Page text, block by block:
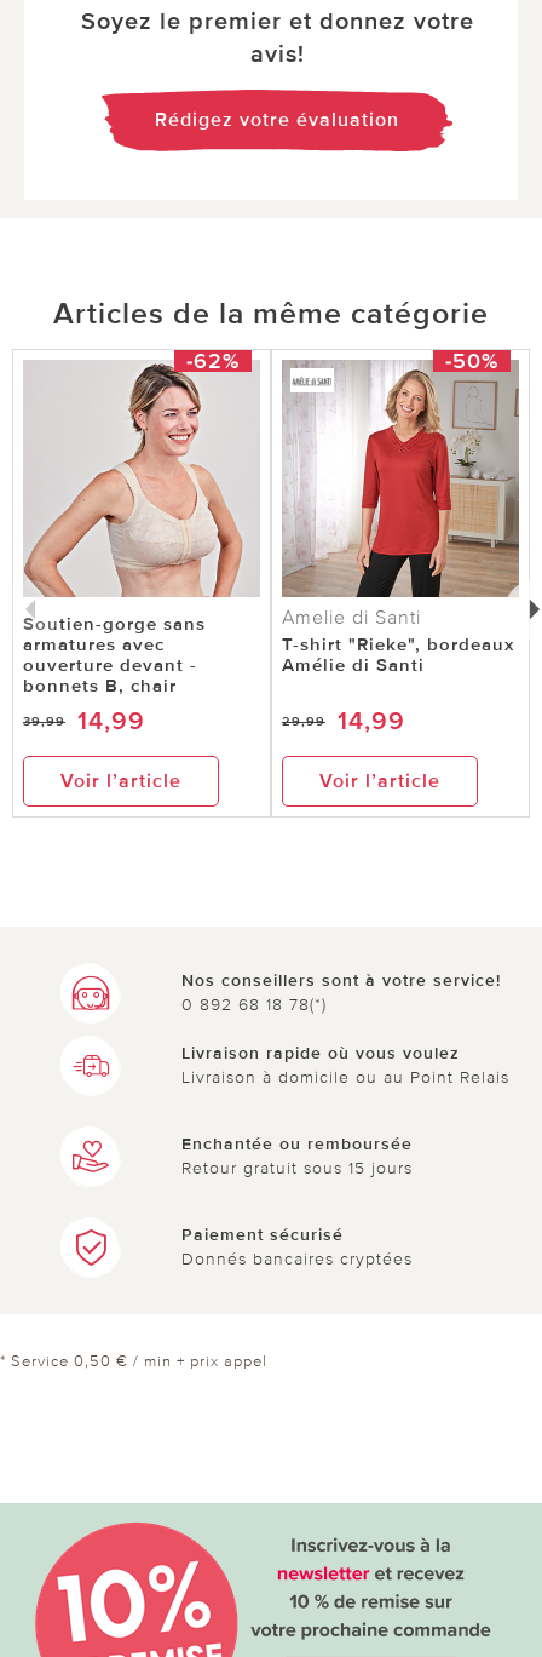
Soyez le premier et donnez votre
avis!
Rédigez votre évaluation
Articles de la même catégorie
-62%
Soutien-gorge sans
armatures avec
ouverture devant -
bonnets B, chair
39,99 14,99
Voir l’article
-50%
Amelie di Santi
T-shirt "Rieke", bordeaux
Amélie di Santi
29,99 14,99
Voir l’article
Nos conseillers sont à votre service!
0 892 68 18 78(*)
Livraison rapide où vous voulez
Livraison à domicile ou au Point Relais
Enchantée ou remboursée
Retour gratuit sous 15 jours
Paiement sécurisé
Donnés bancaires cryptées
* Service 0,50 € / min + prix appel